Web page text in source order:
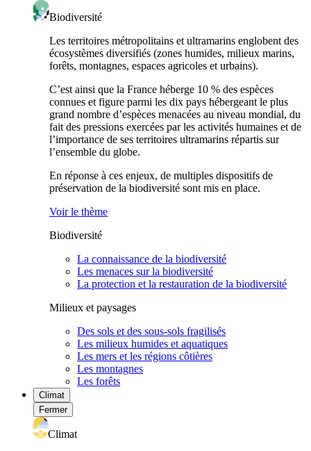
Biodiversité
Les territoires métropolitains et ultramarins englobent des
écosystèmes diversifiés (zones humides, milieux marins,
forêts, montagnes, espaces agricoles et urbains).
C’est ainsi que la France héberge 10 % des espèces
connues et figure parmi les dix pays hébergeant le plus
grand nombre d’espèces menacées au niveau mondial, du
fait des pressions exercées par les activités humaines et de
l’importance de ses territoires ultramarins répartis sur
l’ensemble du globe.
En réponse à ces enjeux, de multiples dispositifs de
préservation de la biodiversité sont mis en place.
Voir le thème
Biodiversité
La connaissance de la biodiversité
Les menaces sur la biodiversité
La protection et la restauration de la biodiversité
Milieux et paysages
Des sols et des sous-sols fragilisés
Les milieux humides et aquatiques
Les mers et les régions côtières
Les montagnes
Les forêts
Climat
Fermer
Climat